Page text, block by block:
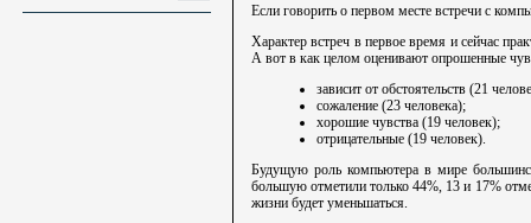
Если говорить о первом месте встречи с
Характер встреч в первое время и сейчас
А вот в как целом оценивают опрошенные
зависит от обстоятельств (21
сожаление (23 человека);
хорошие чувства (19 человек);
отрицательные (19 человек).
Будущую роль компьютера в мире
большую отметили только 44%, 13 и 17%
жизни будет уменьшаться.